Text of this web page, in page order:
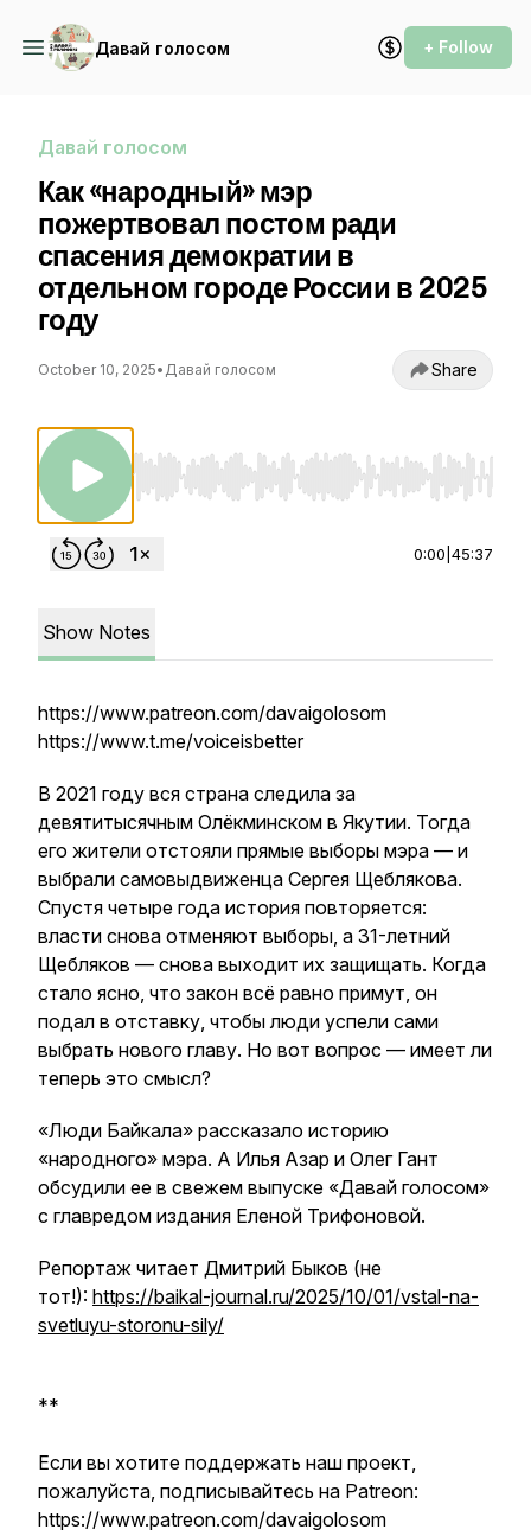
Давай голосом + Follow
Давай голосом
Как «народный» мэр
пожертвовал постом ради
спасения демократии в
отдельном городе России в 2025
году
October 10, 2025• Давай голосом Share
Use Left/Right to seek, Home/End to jump
0:00 45:37
Show Notes
https://www.patreon.com/davaigolosom
https://www.t.me/voiceisbetter
В 2021 году вся страна следила за
девятитысячным Олёкминском в Якутии. Тогда
его жители отстояли прямые выборы мэра — и
выбрали самовыдвиженца Сергея Щеблякова.
Спустя четыре года история повторяется:
власти снова отменяют выборы, а 31-летний
Щебляков — снова выходит их защищать. Когда
стало ясно, что закон всё равно примут, он
подал в отставку, чтобы люди успели сами
выбрать нового главу. Но вот вопрос — имеет ли
теперь это смысл?
«Люди Байкала» рассказало историю
«народного» мэра. А Илья Азар и Олег Гант
обсудили ее в свежем выпуске «Давай голосом»
с главредом издания Еленой Трифоновой.
Репортаж читает Дмитрий Быков (не
тот!): https://baikal-journal.ru/2025/10/01/vstal-na-
svetluyu-storonu-sily/
**
Если вы хотите поддержать наш проект,
пожалуйста, подписывайтесь на Patreon:
https://www.patreon.com/davaigolosom